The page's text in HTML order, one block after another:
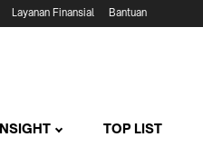
Layanan Finansial Bantuan
TOP LIST